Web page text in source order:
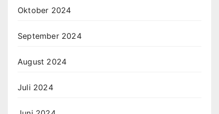
Oktober 2024
September 2024
August 2024
Juli 2024